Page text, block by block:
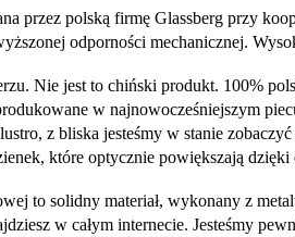
przez polską firmę Glassberg przy
odporności mechanicznej.
Nie jest to chiński produkt. 100%
w najnowocześniejszym
z bliska jesteśmy w stanie
które optycznie powiększają
to solidny materiał, wykonany z
w całym internecie. Jesteśmy